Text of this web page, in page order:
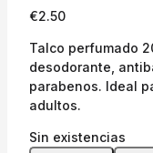
€2.50
Talco perfumado
desodorante,
parabenos. Ideal
adultos.
Sin existencias